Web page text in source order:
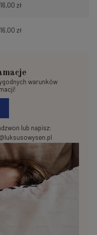
16,00 zł
16,00 zł
warunków
lub napisz: